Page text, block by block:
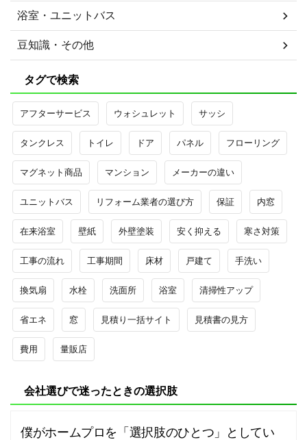
浴室・ユニットバス
豆知識・その他
タグで検索
アフターサービス ウォシュレット サッシ
タンクレス トイレ ドア パネル フローリング
マグネット商品 マンション メーカーの違い
ユニットバス リフォーム業者の選び方 保証 内窓
在来浴室 壁紙 外壁塗装 安く抑える 寒さ対策
工事の流れ 工事期間 床材 戸建て 手洗い
換気扇 水栓 洗面所 浴室 清掃性アップ
省エネ 窓 見積り一括サイト 見積書の見方
費用 量販店
会社選びで迷ったときの選択肢
僕がホームプロを「選択肢のひとつ」としてい